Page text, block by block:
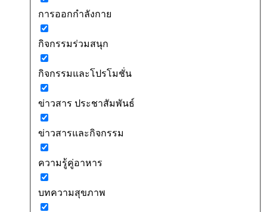
การออกกำลังกาย
กิจกรรมร่วมสนุก
กิจกรรมและโปรโมชั่น
ข่าวสาร ประชาสัมพันธ์
ข่าวสารและกิจกรรม
ความรู้คู่อาหาร
บทความสุขภาพ